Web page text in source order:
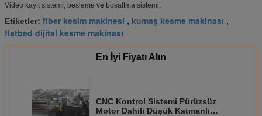
Video kayıt sistemi, besleme ve boşaltma sistemi.
Etiketler: fiber kesim makinesi , kumaş kesme makinası ,
flatbed dijital kesme makinası
En İyi Fiyatı Alın
CNC Kontrol Sistemi Pürüzsüz
Motor Dahili Düşük Katmanlı